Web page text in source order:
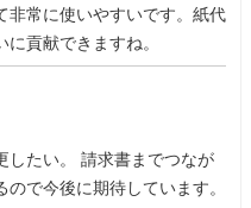
非常に使いやすいです。紙代
貢献できますね。
したい。 請求書までつなが
で今後に期待しています。